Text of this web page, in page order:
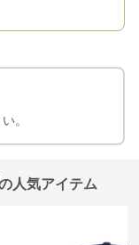
。
人気アイテム